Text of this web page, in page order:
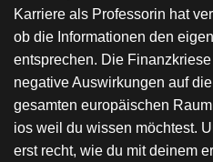
Karriere als Professorin hat
ob die Informationen den
entsprechen. Die
negative Auswirkungen auf
gesamten europäischen
ios weil du wissen möchtest.
erst recht, wie du mit deinem